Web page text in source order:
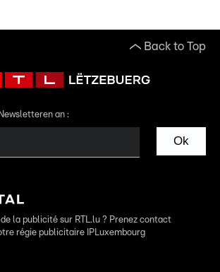
Back to Top
an :
Ok
la publicité sur RTL.lu ? Prenez contact
régie publicitaire IPLuxembourg